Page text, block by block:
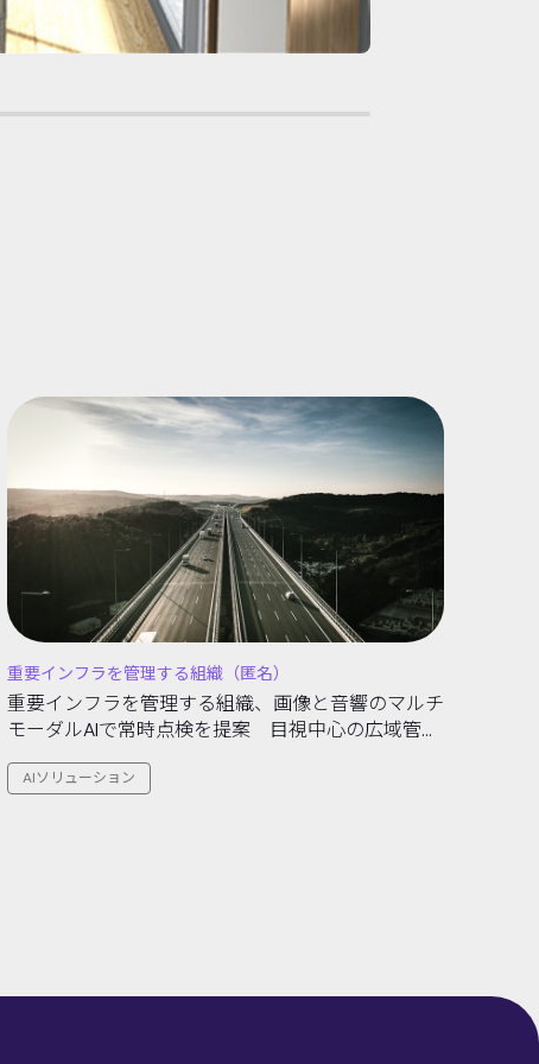
重要インフラを管理する組織（匿名）
重要インフラを管理する組織、画像と音響のマルチ
モーダルAIで常時点検を提案 目視中心の広域管理
AIソリューション